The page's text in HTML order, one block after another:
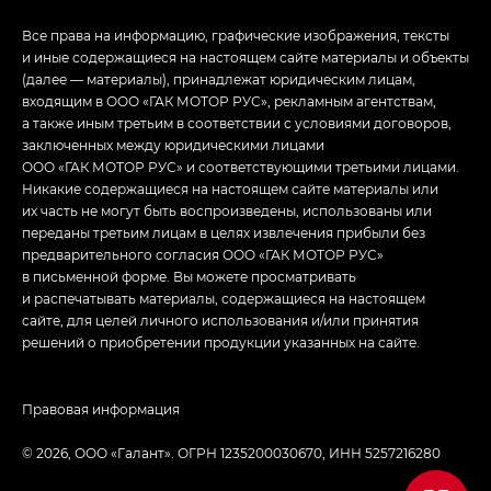
Все права на информацию, графические изображения, тексты
и иные содержащиеся на настоящем сайте материалы и объекты
(далее — материалы), принадлежат юридическим лицам,
входящим в ООО «ГАК МОТОР РУС», рекламным агентствам,
а также иным третьим в соответствии с условиями договоров,
заключенных между юридическими лицами
ООО «ГАК МОТОР РУС» и соответствующими третьими лицами.
Никакие содержащиеся на настоящем сайте материалы или
их часть не могут быть воспроизведены, использованы или
переданы третьим лицам в целях извлечения прибыли без
предварительного согласия ООО «ГАК МОТОР РУС»
в письменной форме. Вы можете просматривать
и распечатывать материалы, содержащиеся на настоящем
сайте, для целей личного использования и/или принятия
решений о приобретении продукции указанных на сайте.
© 2026, ООО «Галант». ОГРН 1235200030670, ИНН 5257216280
Правовая информация